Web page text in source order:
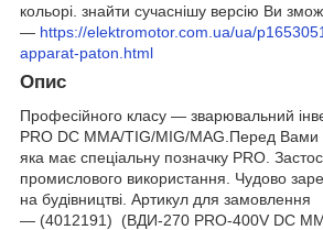
кольорі. знайти сучаснішу версію Ви
— https://elektromotor.com.ua/ua/
apparat-paton.html
Опис
Професійного класу — зварювальний
PRO DC MMA/TIG/MIG/MAG.Перед Вами
яка має спеціальну позначку PRO.
промислового використання. Чудово
на будівництві. Артикул для замовлення
— (4012191) (ВДИ-270 РRO-400V DC